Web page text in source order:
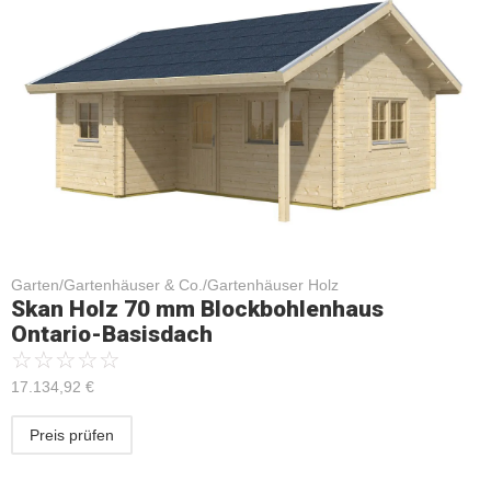
Garten/Gartenhäuser & Co./Gartenhäuser Holz
Skan Holz 70 mm Blockbohlenhaus
Ontario-Basisdach
☆☆☆☆☆
17.134,92 €
Preis prüfen